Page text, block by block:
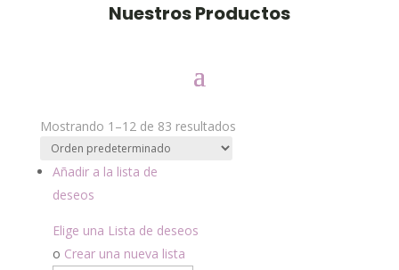
Nuestros Productos
Mostrando 1–12 de 83 resultados
Añadir a la lista de
deseos
Elige una Lista de deseos
o Crear una nueva lista